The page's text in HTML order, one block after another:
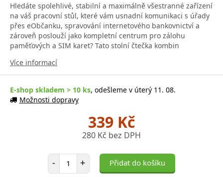
Hledáte spolehlivé, stabilní a maximálně všestranné zařízení
na váš pracovní stůl, které vám usnadní komunikaci s úřady
přes eObčanku, spravování internetového bankovnictví a
zároveň poslouží jako kompletní centrum pro zálohu
paměťových a SIM karet? Tato stolní čtečka kombin
Více informací
E-shop skladem > 10 ks, odešleme v úterý 11. 08.
Možnosti dopravy
339 Kč
280 Kč bez DPH
- Počet položek
+ Přidat do košíku